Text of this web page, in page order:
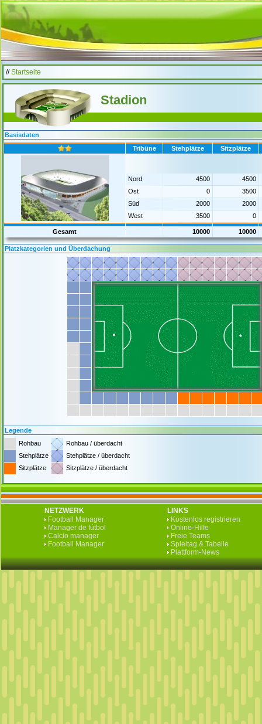
//Startseite
Stadion
Basisdaten
Tribüne
Stehplätze Sitzplätze
Nord 4500
4500
Ost
0
3500
Süd
2000
2000
West
3500 0
Gesamt 10000 10000
Platzkategorien und Überdachung
Legende
Rohbau
Rohbau / überdacht
Stehplätze
Stehplätze / überdacht
Sitzplätze
Sitzplätze / überdacht
NETZWERK
Football Manager
Manager de fútbol
Calcio manager
Football Manager
LINKS
Kostenlos registrieren
Online-Hilfe
Freie Teams
Spieltag & Tabelle
Plattform-News